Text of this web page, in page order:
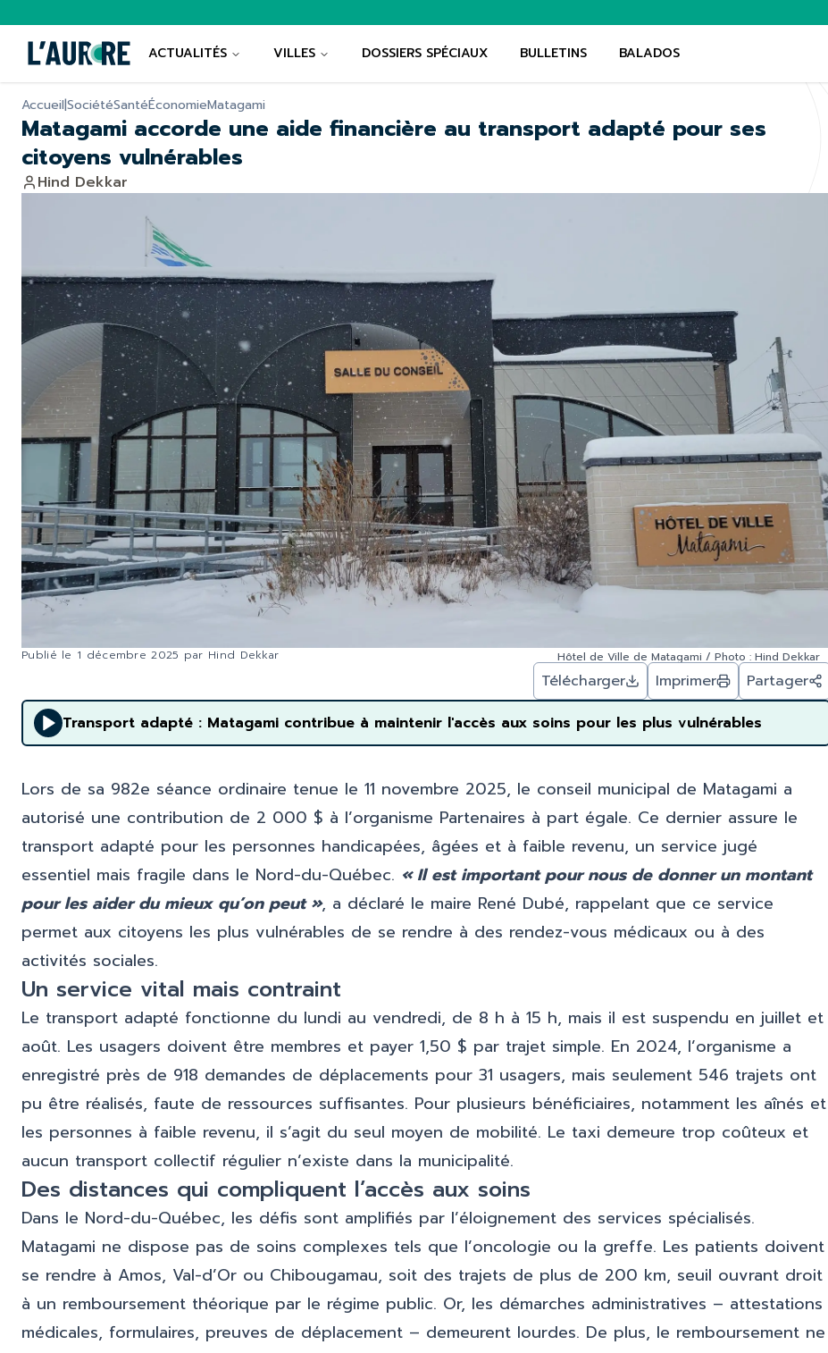
ACTUALITÉS VILLES DOSSIERS SPÉCIAUX BULLETINS BALADOS
Accueil|SociétéSantéÉconomieMatagami
Matagami accorde une aide financière au transport adapté pour ses
citoyens vulnérables
Hind Dekkar
Publié le 1 décembre 2025 par Hind Dekkar Hôtel de Ville de Matagami / Photo : Hind Dekkar
Télécharger Imprimer
Partager
Transport adapté : Matagami contribue à maintenir l'accès aux soins pour les plus vulnérables
Lors de sa 982e séance ordinaire tenue le 11 novembre 2025, le conseil municipal de Matagami a
autorisé une contribution de 2 000 $ à l’organisme Partenaires à part égale. Ce dernier assure le
transport adapté pour les personnes handicapées, âgées et à faible revenu, un service jugé
essentiel mais fragile dans le Nord-du-Québec. « Il est important pour nous de donner un montant
pour les aider du mieux qu’on peut », a déclaré le maire René Dubé, rappelant que ce service
permet aux citoyens les plus vulnérables de se rendre à des rendez-vous médicaux ou à des
activités sociales.
Un service vital mais contraint
Le transport adapté fonctionne du lundi au vendredi, de 8 h à 15 h, mais il est suspendu en juillet et
août. Les usagers doivent être membres et payer 1,50 $ par trajet simple. En 2024, l’organisme a
enregistré près de 918 demandes de déplacements pour 31 usagers, mais seulement 546 trajets ont
pu être réalisés, faute de ressources suffisantes. Pour plusieurs bénéficiaires, notamment les aînés et
les personnes à faible revenu, il s’agit du seul moyen de mobilité. Le taxi demeure trop coûteux et
aucun transport collectif régulier n’existe dans la municipalité.
Des distances qui compliquent l’accès aux soins
Dans le Nord-du-Québec, les défis sont amplifiés par l’éloignement des services spécialisés.
Matagami ne dispose pas de soins complexes tels que l’oncologie ou la greffe. Les patients doivent
se rendre à Amos, Val-d’Or ou Chibougamau, soit des trajets de plus de 200 km, seuil ouvrant droit
à un remboursement théorique par le régime public. Or, les démarches administratives – attestations
médicales, formulaires, preuves de déplacement – demeurent lourdes. De plus, le remboursement ne